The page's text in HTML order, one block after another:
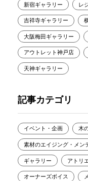
新宿ギャラリー レ
吉祥寺ギャラリー
大阪梅田ギャラリー
アウトレット神戸店
天神ギャラリー
記事カテゴリ
イベント・企画 木
素材のエイジング・メン
ギャラリー アトリ
オーナーズボイス